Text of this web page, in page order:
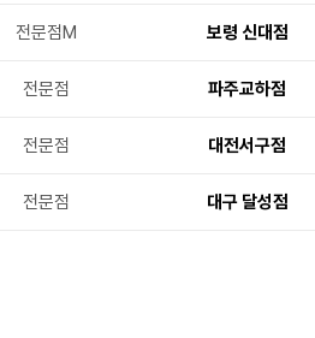
전문점M 보령 신대점
전문점 파주교하점
전문점 대전서구점
전문점 대구 달성점